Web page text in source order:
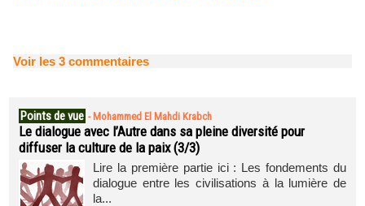
Voir les 3 commentaires
Points de vue - Mohammed El Mahdi Krabch
Le dialogue avec l’Autre dans sa pleine diversité pour
diffuser la culture de la paix (3/3)
Lire la première partie ici : Les fondements du
dialogue entre les civilisations à la lumière de
la...